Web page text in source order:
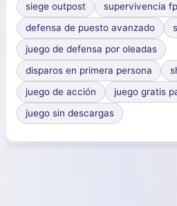
siege outpost
supervivencia
defensa de puesto avanzado
juego de defensa por oleadas
disparos en primera persona
juego de acción
juego gratis
juego sin descargas